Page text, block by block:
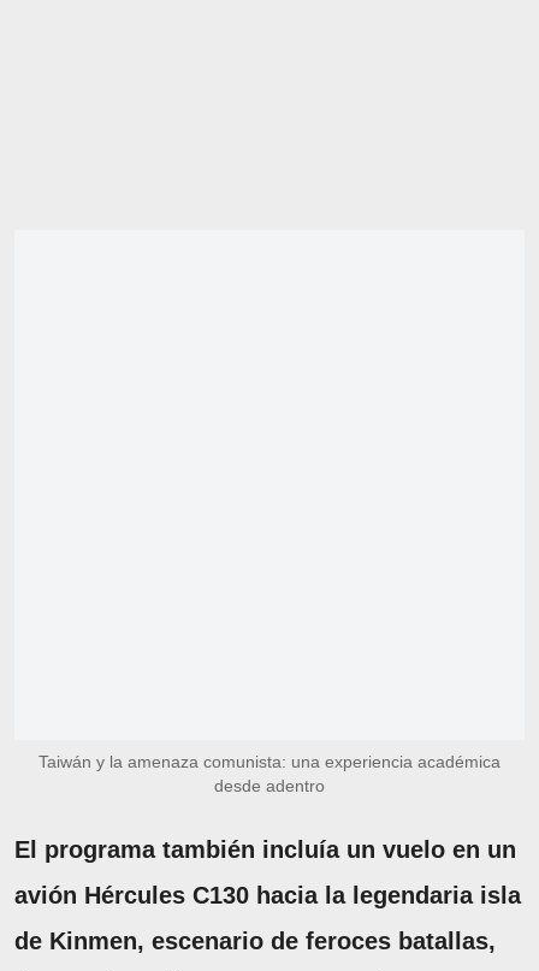
Taiwán y la amenaza comunista: una experiencia académica
desde adentro
El programa también incluía un vuelo en un
avión Hércules C130 hacia la legendaria isla
de Kinmen, escenario de feroces batallas,